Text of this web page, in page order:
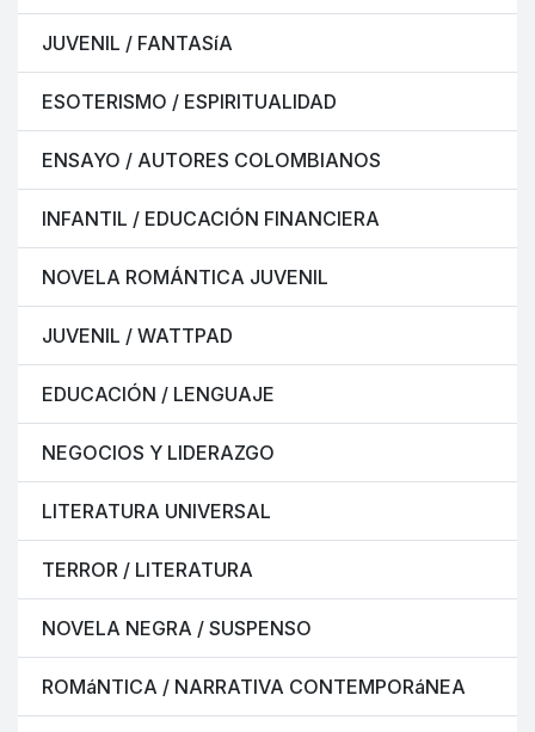
JUVENIL / FANTASíA
ESOTERISMO / ESPIRITUALIDAD
ENSAYO / AUTORES COLOMBIANOS
INFANTIL / EDUCACIÓN FINANCIERA
NOVELA ROMÁNTICA JUVENIL
JUVENIL / WATTPAD
EDUCACIÓN / LENGUAJE
NEGOCIOS Y LIDERAZGO
LITERATURA UNIVERSAL
TERROR / LITERATURA
NOVELA NEGRA / SUSPENSO
ROMáNTICA / NARRATIVA CONTEMPORáNEA